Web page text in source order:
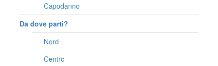
Capodanno
Da dove parti?
Nord
Centro